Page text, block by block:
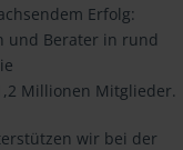
Erfolg:
und Berater in rund
Millionen Mitglieder.
wir bei der